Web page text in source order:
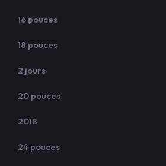
16 pouces
18 pouces
2 jours
20 pouces
2018
24 pouces